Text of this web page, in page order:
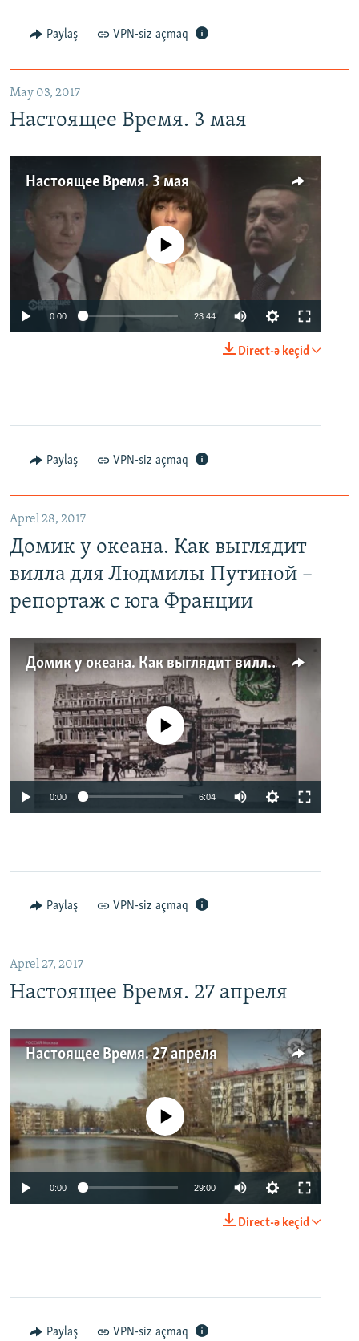
Paylaş VPN-siz açmaq
May 03, 2017
Настоящее Время. 3 мая
Настоящее Время. 3 мая
No media source currently available
0:00 23:44
Direct-ə keçid
Paylaş VPN-siz açmaq
Aprel 28, 2017
Домик у океана. Как выглядит
вилла для Людмилы Путиной –
репортаж с юга Франции
Домик у океана. Как выглядит вилла для Людмилы Путиной – репортаж с юга Франции
No media source currently available
0:00 6:04
Paylaş VPN-siz açmaq
Aprel 27, 2017
Настоящее Время. 27 апреля
Настоящее Время. 27 апреля
No media source currently available
0:00 29:00
Direct-ə keçid
Paylaş VPN-siz açmaq